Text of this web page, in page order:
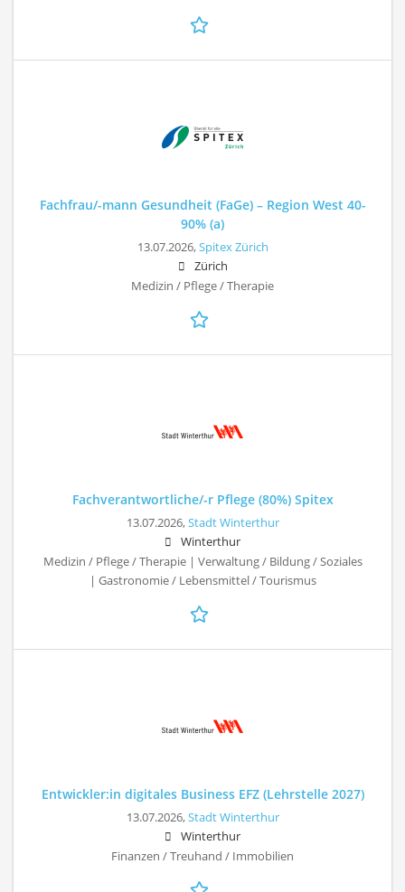
Fachfrau/-mann Gesundheit (FaGe) – Region West 40-
90% (a)
13.07.2026,Spitex Zürich
Zürich
Medizin / Pflege / Therapie
Fachverantwortliche/-r Pflege (80%) Spitex
13.07.2026,Stadt Winterthur
Winterthur
Medizin / Pflege / Therapie | Verwaltung / Bildung / Soziales
| Gastronomie / Lebensmittel / Tourismus
Entwickler:in digitales Business EFZ (Lehrstelle 2027)
13.07.2026,Stadt Winterthur
Winterthur
Finanzen / Treuhand / Immobilien